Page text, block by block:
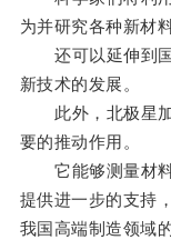
为并研究各种新材
还可以延伸到国
新技术的发展。
此外，北极星加
要的推动作用。
它能够测量材料
提供进一步的支持
我国高端制造领域